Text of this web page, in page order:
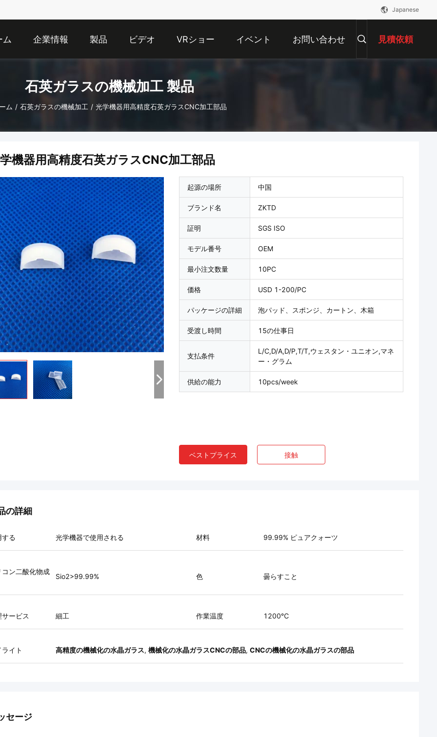
Japanese
ム 企業情報 製品 ビデオ VRショー イベント お問い合わせ 見積依頼
石英ガラスの機械加工 製品
ム / 石英ガラスの機械加工 / 光学機器用高精度石英ガラスCNC加工部品
機器用高精度石英ガラスCNC加工部品
起源の場所 中国
ブランド名 ZKTD
証明 SGS ISO
モデル番号 OEM
最小注文数量 10PC
価格 USD 1-200/PC
パッケージの詳細 泡パッド、スポンジ、カートン、木箱
受渡し時間 15の仕事日
支払条件
L/C,D/A,D/P,T/T,ウェスタン・ユニオン,マネ
ー・グラム
供給の能力 10pcs/week
ベストプライス 接触
の詳細
する 光学機器で使用される 材料 99.99% ピュアクォーツ
コン二酸化物成
Sio2>99.99% 色 曇らすこと
サービス 細工 作業温度 1200℃
イト 高精度の機械化の水晶ガラス, 機械化の水晶ガラスCNCの部品, CNCの機械化の水晶ガラスの部品
セージ